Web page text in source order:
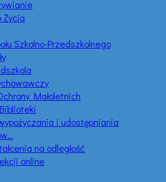
Życia
Szkolno-Przedszkolnego
Małoletnich
i udostępniania
na odległość
online